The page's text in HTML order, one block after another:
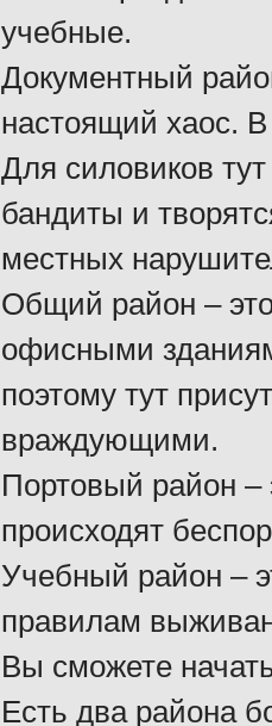
учебные.
Документный
настоящий хаос.
Для силовиков
бандиты и
местных
Общий район –
офисными
поэтому тут
враждующими.
Портовый район –
происходят
Учебный район –
правилам
Вы сможете
Есть два района